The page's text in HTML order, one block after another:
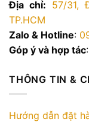
sản
phẩm
Địa chỉ: 57/31,
TP.HCM
Zalo & Hotline:
Góp ý và hợp tác
THÔNG TIN &
Hướng dẫn đặt